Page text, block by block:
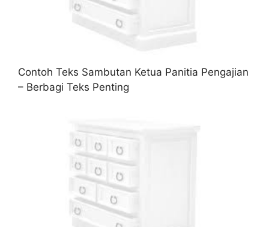
Contoh Teks Sambutan Ketua Panitia Pengajian
– Berbagi Teks Penting